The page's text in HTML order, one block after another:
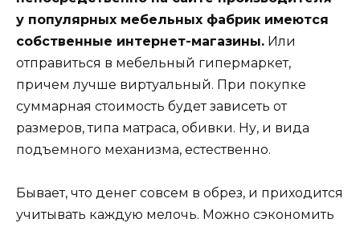
у популярных мебельных фабрик имеются
собственные интернет-магазины. Или
отправиться в мебельный гипермаркет,
причем лучше виртуальный. При покупке
суммарная стоимость будет зависеть от
размеров, типа матраса, обивки. Ну, и вида
подъемного механизма, естественно.
Бывает, что денег совсем в обрез, и приходится
учитывать каждую мелочь. Можно сэкономить